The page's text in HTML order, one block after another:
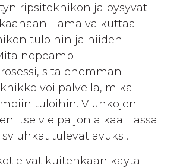
ripsiteknikon ja pysyvät
Tämä vaikuttaa
tuloihin ja niiden
nopeampi
sitä enemmän
voi palvella, mikä
tuloihin. Viuhkojen
itse vie paljon aikaa. Tässä
tulevat avuksi.
eivät kuitenkaan käytä